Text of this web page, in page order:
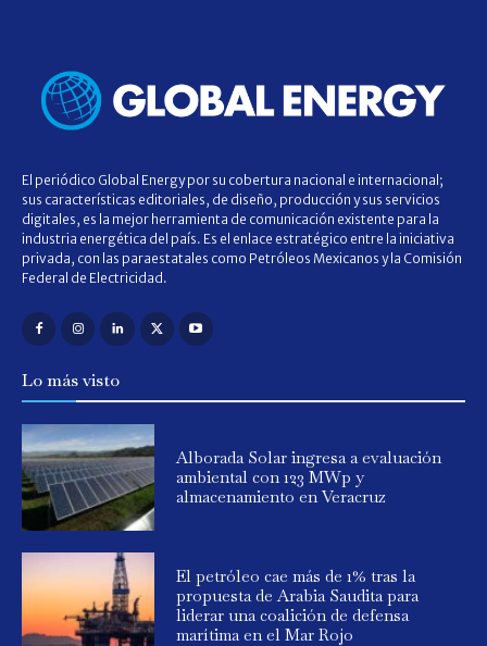
El periódico Global Energy por su cobertura nacional e internacional;
sus características editoriales, de diseño, producción y sus servicios
digitales, es la mejor herramienta de comunicación existente para la
industria energética del país. Es el enlace estratégico entre la iniciativa
privada, con las paraestatales como Petróleos Mexicanos y la Comisión
Federal de Electricidad.
Lo más visto
Alborada Solar ingresa a evaluación
ambiental con 123 MWp y
almacenamiento en Veracruz
El petróleo cae más de 1% tras la
propuesta de Arabia Saudita para
liderar una coalición de defensa
marítima en el Mar Rojo